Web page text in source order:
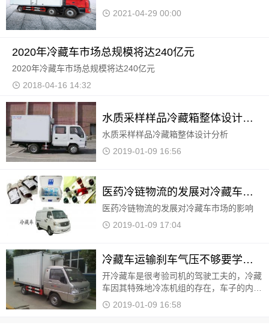
2021-04-29 00:00
2020年冷藏车市场总规模将达240亿元
2020年冷藏车市场总规模将达240亿元
2018-04-16 14:32
水质采样样品冷藏箱整体设计分析
水质采样样品冷藏箱整体设计分析
2019-01-09 16:56
医药冷链物流的发展对冷藏车市场的影响
医药冷链物流的发展对冷藏车市场的影响
2019-01-09 17:04
冷藏车运输刹车气压不够要学会点刹刹车
开冷藏车是很考验司机的驾驶工夫的，冷藏
车因其特殊地冷冻机组的存在，车子的内部
结构上与普通的车子有所不同，为此司机需
2019-01-09 16:58